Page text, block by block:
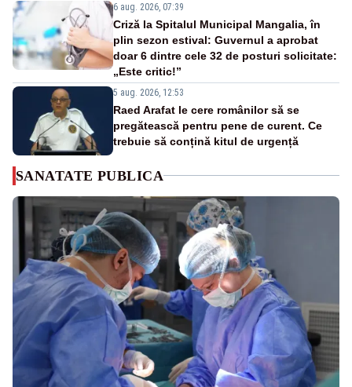
6 aug. 2026, 07:39
Criză la Spitalul Municipal Mangalia, în
plin sezon estival: Guvernul a aprobat
doar 6 dintre cele 32 de posturi solicitate:
„Este critic!”
5 aug. 2026, 12:53
Raed Arafat le cere românilor să se
pregătească pentru pene de curent. Ce
trebuie să conțină kitul de urgență
SANATATE PUBLICA